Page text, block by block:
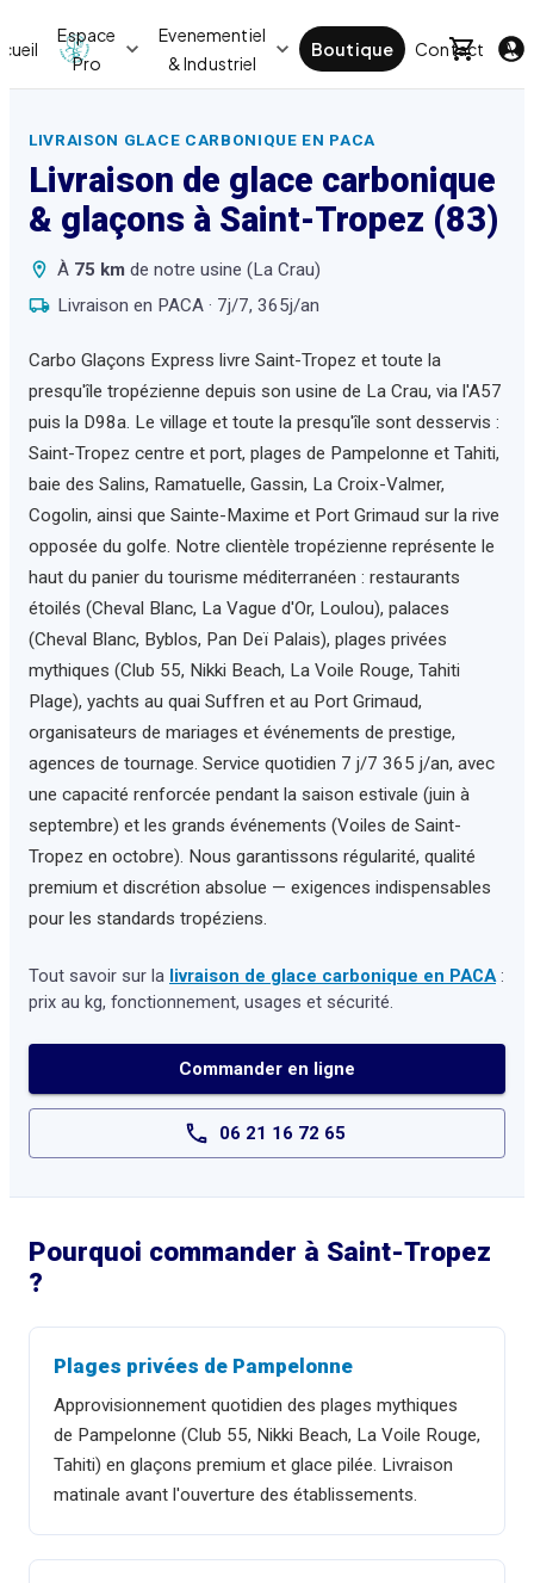
Espace
Pro
Evenementiel
& Industriel
Boutique Contact
LIVRAISON GLACE CARBONIQUE EN PACA
Livraison de glace carbonique
& glaçons à Saint-Tropez (83)
À 75 km de notre usine (La Crau)
Livraison en PACA · 7j/7, 365j/an
Carbo Glaçons Express livre Saint-Tropez et toute la
presqu'île tropézienne depuis son usine de La Crau, via l'A57
puis la D98a. Le village et toute la presqu'île sont desservis :
Saint-Tropez centre et port, plages de Pampelonne et Tahiti,
baie des Salins, Ramatuelle, Gassin, La Croix-Valmer,
Cogolin, ainsi que Sainte-Maxime et Port Grimaud sur la rive
opposée du golfe. Notre clientèle tropézienne représente le
haut du panier du tourisme méditerranéen : restaurants
étoilés (Cheval Blanc, La Vague d'Or, Loulou), palaces
(Cheval Blanc, Byblos, Pan Deï Palais), plages privées
mythiques (Club 55, Nikki Beach, La Voile Rouge, Tahiti
Plage), yachts au quai Suffren et au Port Grimaud,
organisateurs de mariages et événements de prestige,
agences de tournage. Service quotidien 7 j/7 365 j/an, avec
une capacité renforcée pendant la saison estivale (juin à
septembre) et les grands événements (Voiles de Saint-
Tropez en octobre). Nous garantissons régularité, qualité
premium et discrétion absolue — exigences indispensables
pour les standards tropéziens.
Tout savoir sur la livraison de glace carbonique en PACA :
prix au kg, fonctionnement, usages et sécurité.
Commander en ligne
06 21 16 72 65
Pourquoi commander à Saint-Tropez
?
Plages privées de Pampelonne
Approvisionnement quotidien des plages mythiques
de Pampelonne (Club 55, Nikki Beach, La Voile Rouge,
Tahiti) en glaçons premium et glace pilée. Livraison
matinale avant l'ouverture des établissements.